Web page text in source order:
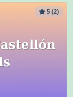
5 (2)